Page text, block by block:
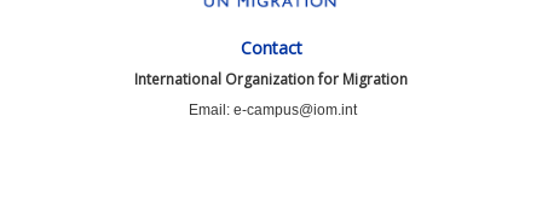
Contact
International Organization for Migration
Email: e-campus@iom.int